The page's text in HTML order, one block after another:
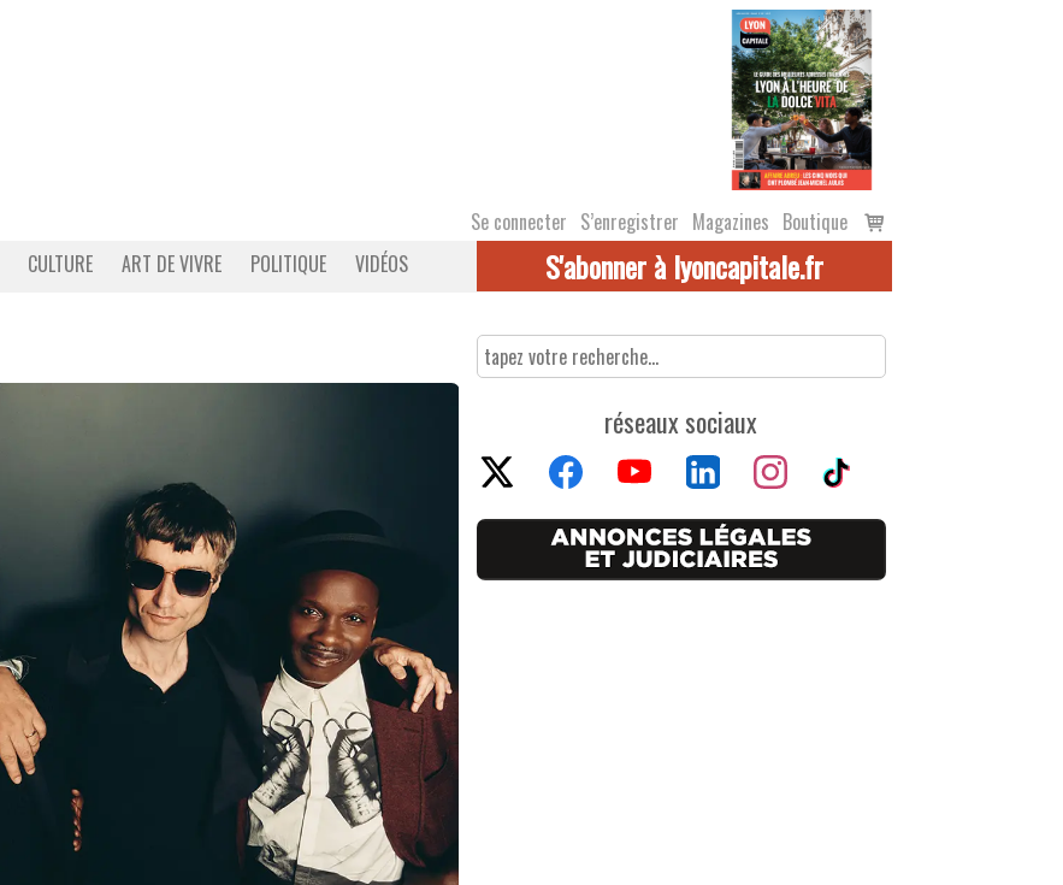
Se connecter S’enregistrer Magazines Boutique
Voir
le
CULTURE ART DE VIVRE POLITIQUE VIDÉOS S'abonner à lyoncapitale.fr
réseaux sociaux